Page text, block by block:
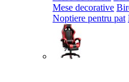
Mese decorative
Noptiere pentru pat